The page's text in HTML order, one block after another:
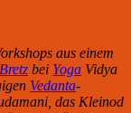
aus einem
bei Yoga Vidya
Vedanta-
das Kleinod